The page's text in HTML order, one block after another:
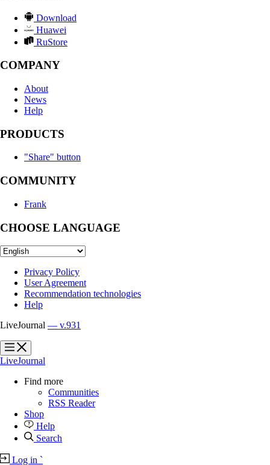
Download
Huawei
RuStore
COMPANY
About
News
Help
PRODUCTS
"Share" button
COMMUNITY
Frank
CHOOSE LANGUAGE
Privacy Policy
User Agreement
Recommendation technologies
Help
LiveJournal — v.931
?
?
LiveJournal
Find more
Communities
RSS Reader
Shop
Help
Search
Log in `